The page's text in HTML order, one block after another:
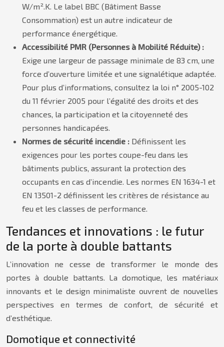
W/m².K. Le label BBC (Bâtiment Basse
Consommation) est un autre indicateur de
performance énergétique.
Accessibilité PMR (Personnes à Mobilité Réduite) :
Exige une largeur de passage minimale de 83 cm, une
force d’ouverture limitée et une signalétique adaptée.
Pour plus d’informations, consultez la loi n° 2005-102
du 11 février 2005 pour l’égalité des droits et des
chances, la participation et la citoyenneté des
personnes handicapées.
Normes de sécurité incendie : Définissent les
exigences pour les portes coupe-feu dans les
bâtiments publics, assurant la protection des
occupants en cas d’incendie. Les normes EN 1634-1 et
EN 13501-2 définissent les critères de résistance au
feu et les classes de performance.
Tendances et innovations : le futur
de la porte à double battants
L’innovation ne cesse de transformer le monde des
portes à double battants. La domotique, les matériaux
innovants et le design minimaliste ouvrent de nouvelles
perspectives en termes de confort, de sécurité et
d’esthétique.
Domotique et connectivité